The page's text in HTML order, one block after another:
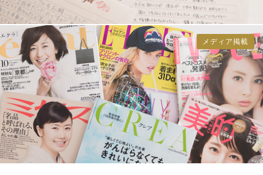
メディア掲載